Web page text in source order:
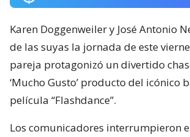
Karen Doggenweiler y José Antonio
de las suyas la jornada de este
pareja protagonizó un divertido
‘Mucho Gusto’ producto del icónico
película “Flashdance”.
Los comunicadores interrumpieron